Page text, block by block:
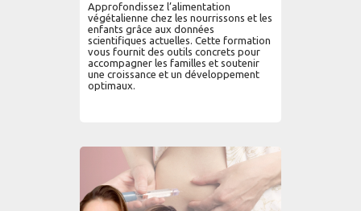
Approfondissez l’alimentation
végétalienne chez les nourrissons et les
enfants grâce aux données
scientifiques actuelles. Cette formation
vous fournit des outils concrets pour
accompagner les familles et soutenir
une croissance et un développement
optimaux.
AJOUTER AU PANIER LIRE PLUS...